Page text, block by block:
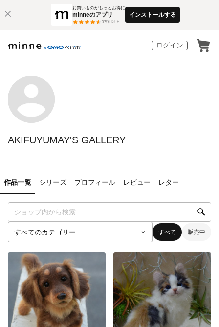
お買いものがもっとお得に
minneのアプリ
3万件以上
インストールする
ログイン
AKIFUYUMAY'S GALLERY
作品一覧 シリーズ プロフィール レビュー レター
すべて 販売中